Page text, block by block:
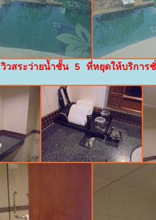
วิวสระว่ายน้ำชั้น 5 ที่หยุดให้บริการ